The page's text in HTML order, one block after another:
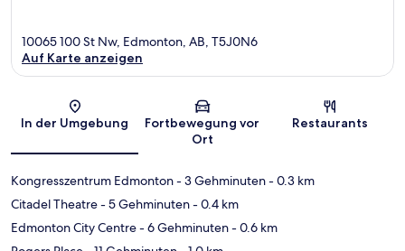
Karte
10065 100 St Nw, Edmonton, AB, T5J0N6
Auf Karte anzeigen
In der Umgebung
Fortbewegung vor
Ort
Restaurants
Kongresszentrum Edmonton- 3 Gehminuten- 0.3 km
Citadel Theatre- 5 Gehminuten- 0.4 km
Edmonton City Centre- 6 Gehminuten- 0.6 km